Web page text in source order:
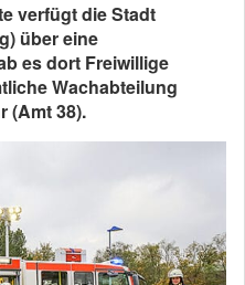
verfügt die Stadt
über eine
es dort Freiwillige
Wachabteilung
(Amt 38).